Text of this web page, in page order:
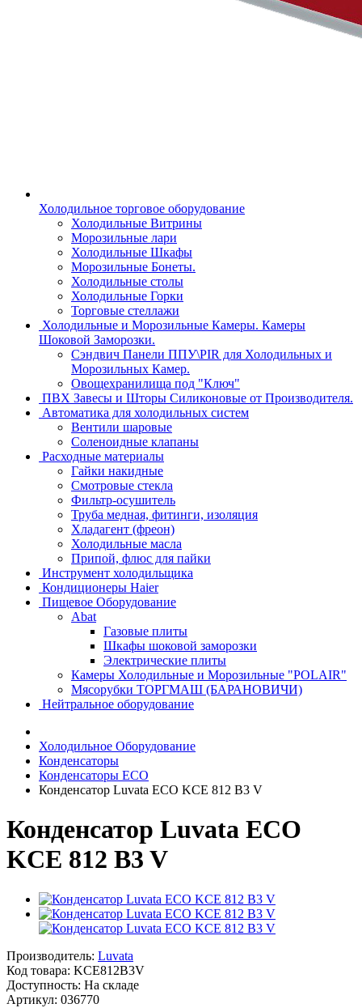
Холодильное торговое оборудование
Холодильные Витрины
Морозильные лари
Холодильные Шкафы
Морозильные Бонеты.
Холодильные столы
Холодильные Горки
Торговые стеллажи
Холодильные и Морозильные Камеры. Камеры
Шоковой Заморозки.
Сэндвич Панели ППУ\PIR для Холодильных и
Морозильных Камер.
Овощехранилища под "Ключ"
ПВХ Завесы и Шторы Силиконовые от Производителя.
Автоматика для холодильных систем
Вентили шаровые
Соленоидные клапаны
Расходные материалы
Гайки накидные
Смотровые стекла
Фильтр-осушитель
Труба медная, фитинги, изоляция
Хладагент (фреон)
Холодильные масла
Припой, флюс для пайки
Инструмент холодильщика
Кондиционеры Haier
Пищевое Оборудование
Abat
Газовые плиты
Шкафы шоковой заморозки
Электрические плиты
Камеры Холодильные и Морозильные "POLAIR"
Мясорубки ТОРГМАШ (БАРАНОВИЧИ)
Нейтральное оборудование
Холодильное Оборудование
Конденсаторы
Конденсаторы ECO
Конденсатор Luvata ECO KCE 812 B3 V
Конденсатор Luvata ECO
KCE 812 B3 V
Производитель: Luvata
Код товара: KCE812B3V
Доступность: На складе
Артикул: 036770